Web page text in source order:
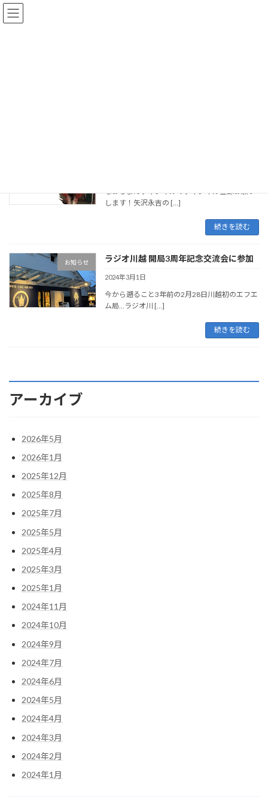
コ
ン
ナ
ビ
なおちょんチャンネルのチャンネル登録お願い
します！矢沢永吉の […]
続きを読む
お知らせ ラジオ川越 開局3周年記念交流会に参加
2024年3月1日
今から遡ること3年前の2月28日川越初のエフエ
ム局…ラジオ川 […]
続きを読む
アーカイブ
2026年5月
2026年1月
2025年12月
2025年8月
2025年7月
2025年5月
2025年4月
2025年3月
2025年1月
2024年11月
2024年10月
2024年9月
2024年7月
2024年6月
2024年5月
2024年4月
2024年3月
2024年2月
2024年1月